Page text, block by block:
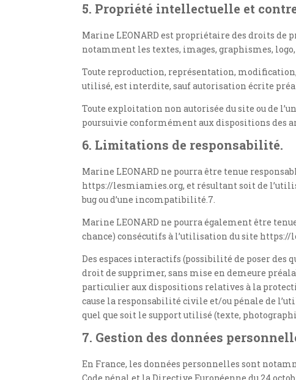
5. Propriété intellectuelle et
Marine LEONARD est propriétaire des droits de
notamment les textes, images, graphismes, logo,
Toute reproduction, représentation,
utilisé, est interdite, sauf autorisation écrite
Toute exploitation non autorisée du site ou de
poursuivie conformément aux dispositions des
6. Limitations de responsabilité.
Marine LEONARD ne pourra être tenue
https://lesmiamies.org, et résultant soit de
bug ou d’une incompatibilité.7.
Marine LEONARD ne pourra également être
chance) consécutifs à l’utilisation du site https://
Des espaces interactifs (possibilité de poser des
droit de supprimer, sans mise en demeure
particulier aux dispositions relatives à la
cause la responsabilité civile et/ou pénale de
quel que soit le support utilisé (texte,
7. Gestion des données
En France, les données personnelles sont
Code pénal et la Directive Européenne du 24